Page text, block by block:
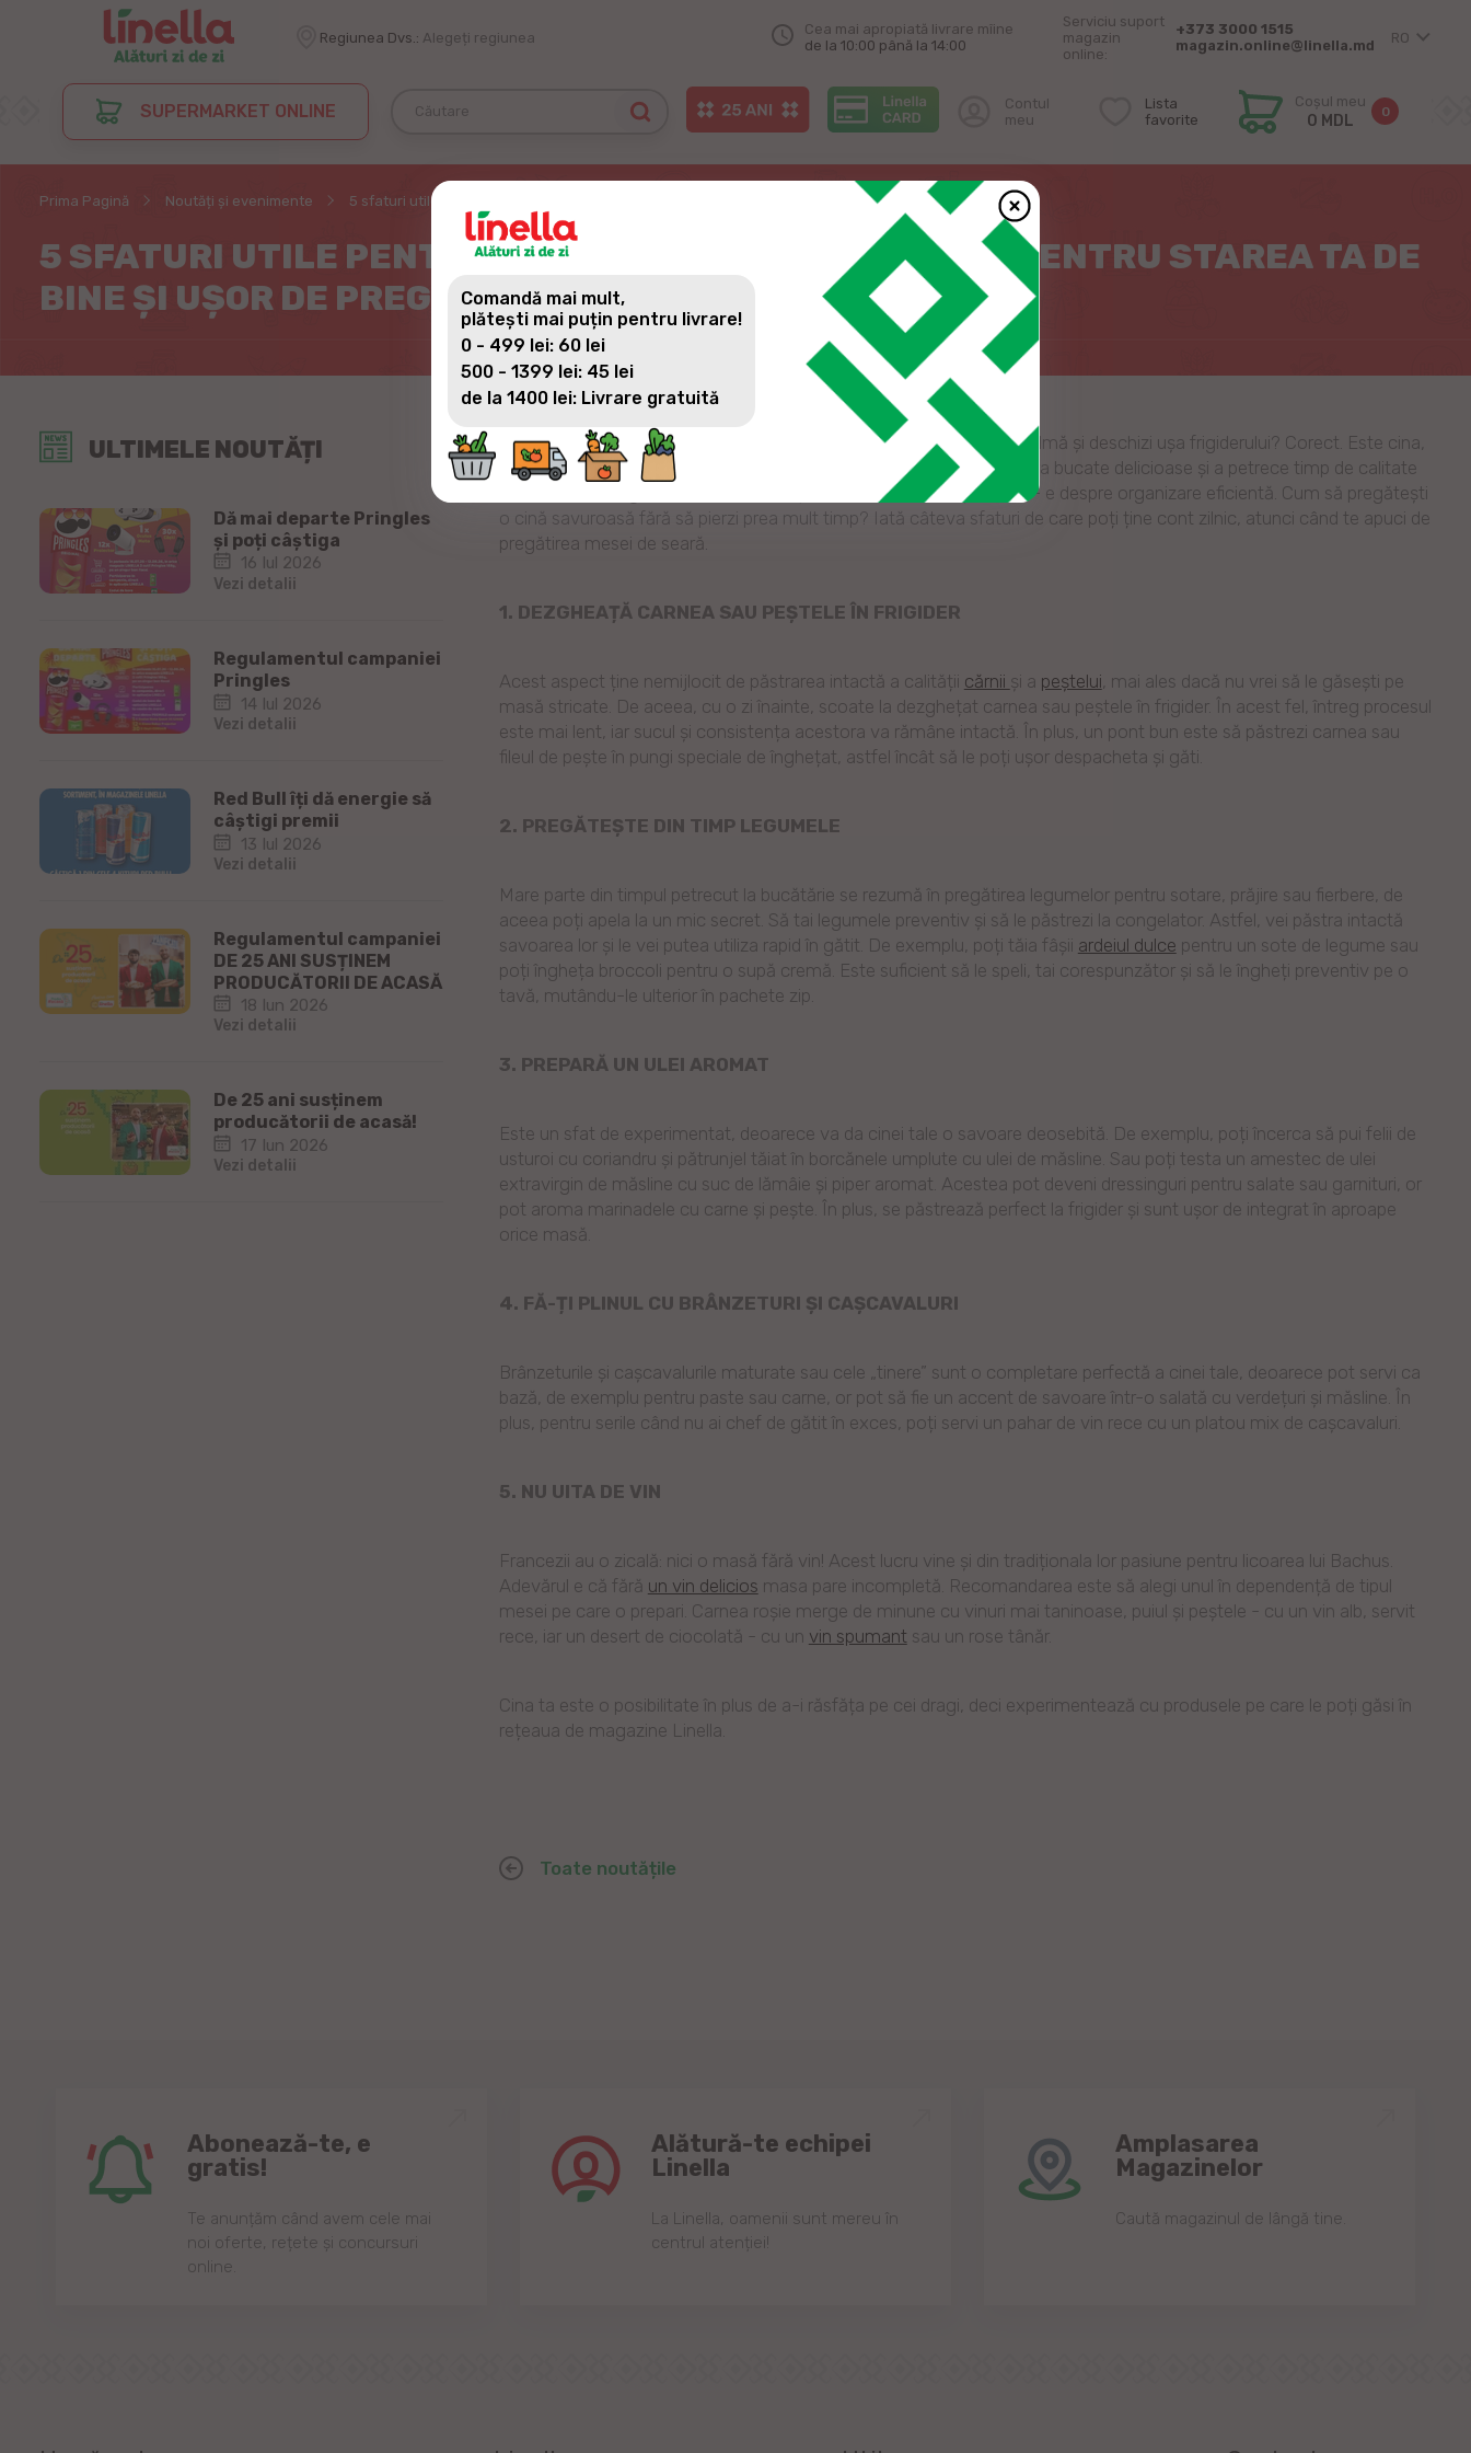
Regiunea Dvs.: Alegeți regiunea
Cea mai apropiată livrare mîine
de la 10:00 până la 14:00
Serviciu suport
magazin
online:
+373 3000 1515
magazin.online@linella.md
RO
SUPERMARKET ONLINE
Contul
meu
Lista
favorite
Coșul meu
0 MDL 0
Prima Pagină Noutăți și evenimente 5 sfaturi utile pentru o cină inegalabil de bună pentru starea ta de bine și ușor de pregătit
5 SFATURI UTILE PENTRU O CINĂ INEGALABIL DE BUNĂ PENTRU STAREA TA DE
BINE ȘI UȘOR DE PREGĂTIT
ULTIMELE NOUTĂȚI
Dă mai departe Pringles
și poți câștiga
16 Iul 2026
Vezi detalii
Regulamentul campaniei
Pringles
14 Iul 2026
Vezi detalii
Red Bull îți dă energie să
câștigi premii
13 Iul 2026
Vezi detalii
Regulamentul campaniei
DE 25 ANI SUSȚINEM
PRODUCĂTORII DE ACASĂ
18 Iun 2026
Vezi detalii
De 25 ani susținem
producătorii de acasă!
17 Iun 2026
Vezi detalii
Știi acele clipe inconfundabile când revii acasă, pornești o muzică calmă și deschizi ușa frigiderului? Corect. Este cina,
momentul când familia se reunește în jurul unei mese pentru a savura bucate delicioase și a petrece timp de calitate
alături de cei dragi. Dacă ultima parte ține exclusiv de emoții, prima - e despre organizare eficientă. Cum să pregătești
o cină savuroasă fără să pierzi prea mult timp? Iată câteva sfaturi de care poți ține cont zilnic, atunci când te apuci de
pregătirea mesei de seară.
1. DEZGHEAȚĂ CARNEA SAU PEȘTELE ÎN FRIGIDER
Acest aspect ține nemijlocit de păstrarea intactă a calității cărnii și a peștelui , mai ales dacă nu vrei să le găsești pe
masă stricate. De aceea, cu o zi înainte, scoate la dezghețat carnea sau peștele în frigider. În acest fel, întreg procesul
este mai lent, iar sucul și consistența acestora va rămâne intactă. În plus, un pont bun este să păstrezi carnea sau
fileul de pește în pungi speciale de înghețat, astfel încât să le poți ușor despacheta și găti.
2. PREGĂTEȘTE DIN TIMP LEGUMELE
Mare parte din timpul petrecut la bucătărie se rezumă în pregătirea legumelor pentru sotare, prăjire sau fierbere, de
aceea poți apela la un mic secret. Să tai legumele preventiv și să le păstrezi la congelator. Astfel, vei păstra intactă
savoarea lor și le vei putea utiliza rapid în gătit. De exemplu, poți tăia fâșii ardeiul dulce pentru un sote de legume sau
poți îngheța broccoli pentru o supă cremă. Este suficient să le speli, tai corespunzător și să le îngheți preventiv pe o
tavă, mutându-le ulterior în pachete zip.
3. PREPARĂ UN ULEI AROMAT
Este un sfat de experimentat, deoarece va da cinei tale o savoare deosebită. De exemplu, poți încerca să pui felii de
usturoi cu coriandru și pătrunjel tăiat în borcănele umplute cu ulei de măsline. Sau poți testa un amestec de ulei
extravirgin de măsline cu suc de lămâie și piper aromat. Acestea pot deveni dressinguri pentru salate sau garnituri, or
pot aroma marinadele cu carne și pește. În plus, se păstrează perfect la frigider și sunt ușor de integrat în aproape
orice masă.
4. FĂ-ȚI PLINUL CU BRÂNZETURI ȘI CAȘCAVALURI
Brânzeturile și cașcavalurile maturate sau cele „tinere” sunt o completare perfectă a cinei tale, deoarece pot servi ca
bază, de exemplu pentru paste sau carne, or pot să fie un accent de savoare într-o salată cu verdețuri și măsline. În
plus, pentru serile când nu ai chef de gătit în exces, poți servi un pahar de vin rece cu un platou mix de cașcavaluri.
5. NU UITA DE VIN
Francezii au o zicală: nici o masă fără vin! Acest lucru vine și din tradiționala lor pasiune pentru licoarea lui Bachus.
Adevărul e că fără un vin delicios masa pare incompletă. Recomandarea este să alegi unul în dependență de tipul
mesei pe care o prepari. Carnea roșie merge de minune cu vinuri mai taninoase, puiul și peștele - cu un vin alb, servit
rece, iar un desert de ciocolată - cu un vin spumant sau un rose tânăr.
Cina ta este o posibilitate în plus de a-i răsfăța pe cei dragi, deci experimentează cu produsele pe care le poți găsi în
rețeaua de magazine Linella.
Toate noutățile
Abonează-te, e
gratis!
Te anunțăm când avem cele mai
noi oferte, rețete și concursuri
online.
Alătură-te echipei
Linella
Lа Linellа, oаmenii sunt mereu în
centrul аtenției!
Amplasarea
Magazinelor
Caută magazinul de lângă tine.
Comandă mai mult,
plătești mai puțin pentru livrare!
0 - 499 lei: 60 lei
500 - 1399 lei: 45 lei
de la 1400 lei: Livrare gratuită